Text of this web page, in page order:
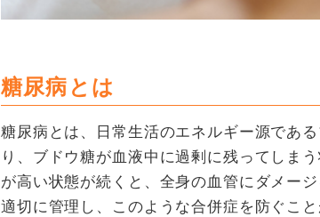
糖尿病とは
糖尿病とは、日常生活のエネルギー源であ
り、ブドウ糖が血液中に過剰に残ってしま
が高い状態が続くと、全身の血管にダメー
適切に管理し、このような合併症を防ぐこ